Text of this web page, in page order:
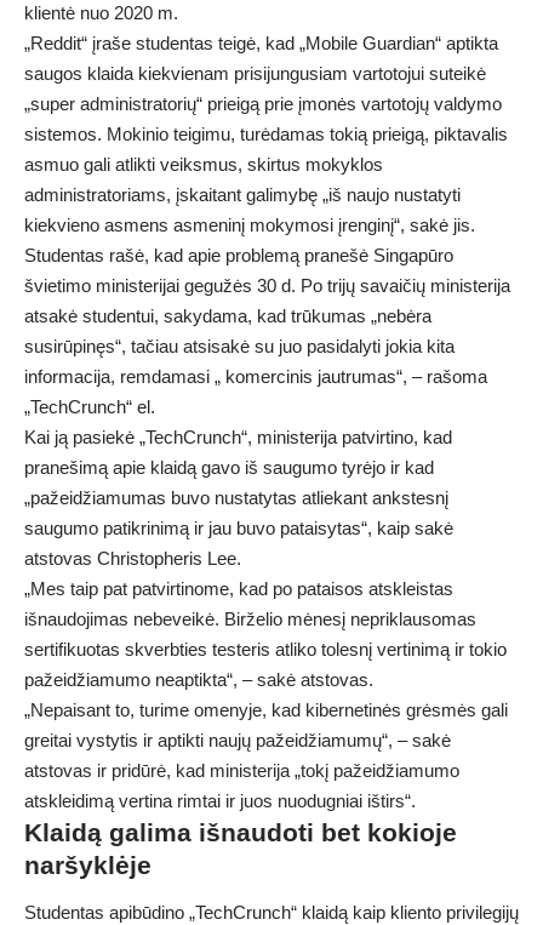
klientė nuo 2020 m.
„Reddit“ įraše studentas teigė, kad „Mobile Guardian“ aptikta
saugos klaida kiekvienam prisijungusiam vartotojui suteikė
„super administratorių“ prieigą prie įmonės vartotojų valdymo
sistemos. Mokinio teigimu, turėdamas tokią prieigą, piktavalis
asmuo gali atlikti veiksmus, skirtus mokyklos
administratoriams, įskaitant galimybę „iš naujo nustatyti
kiekvieno asmens asmeninį mokymosi įrenginį“, sakė jis.
Studentas rašė, kad apie problemą pranešė Singapūro
švietimo ministerijai gegužės 30 d. Po trijų savaičių ministerija
atsakė studentui, sakydama, kad trūkumas „nebėra
susirūpinęs“, tačiau atsisakė su juo pasidalyti jokia kita
informacija, remdamasi „ komercinis jautrumas“, – rašoma
„TechCrunch“ el.
Kai ją pasiekė „TechCrunch“, ministerija patvirtino, kad
pranešimą apie klaidą gavo iš saugumo tyrėjo ir kad
„pažeidžiamumas buvo nustatytas atliekant ankstesnį
saugumo patikrinimą ir jau buvo pataisytas“, kaip sakė
atstovas Christopheris Lee.
„Mes taip pat patvirtinome, kad po pataisos atskleistas
išnaudojimas nebeveikė. Birželio mėnesį nepriklausomas
sertifikuotas skverbties testeris atliko tolesnį vertinimą ir tokio
pažeidžiamumo neaptikta“, – sakė atstovas.
„Nepaisant to, turime omenyje, kad kibernetinės grėsmės gali
greitai vystytis ir aptikti naujų pažeidžiamumų“, – sakė
atstovas ir pridūrė, kad ministerija „tokį pažeidžiamumo
atskleidimą vertina rimtai ir juos nuodugniai ištirs“.
Klaidą galima išnaudoti bet kokioje
naršyklėje
Studentas apibūdino „TechCrunch“ klaidą kaip kliento privilegijų